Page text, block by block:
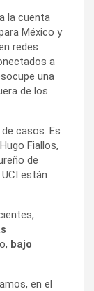
la cuenta
México y
redes
a
una
de los
casos. Es
Fiallos,
de
están
bajo
en el